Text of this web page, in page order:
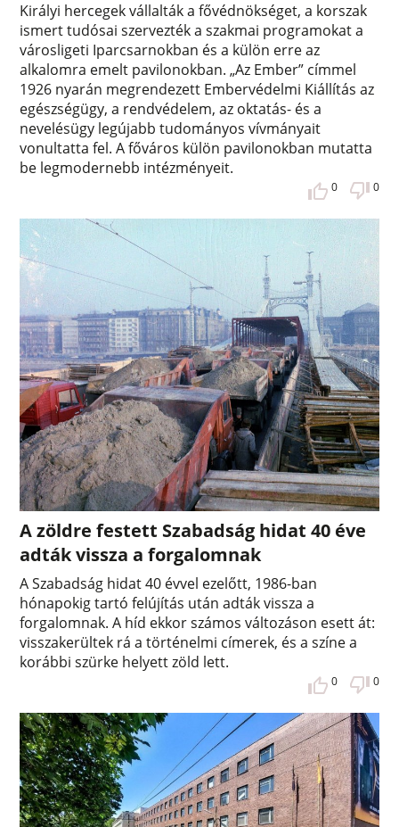
Királyi hercegek vállalták a fővédnökséget, a korszak
ismert tudósai szervezték a szakmai programokat a
városligeti Iparcsarnokban és a külön erre az
alkalomra emelt pavilonokban. „Az Ember” címmel
1926 nyarán megrendezett Embervédelmi Kiállítás az
egészségügy, a rendvédelem, az oktatás- és a
nevelésügy legújabb tudományos vívmányait
vonultatta fel. A főváros külön pavilonokban mutatta
be legmodernebb intézményeit.
0 0
A zöldre festett Szabadság hidat 40 éve
adták vissza a forgalomnak
A Szabadság hidat 40 évvel ezelőtt, 1986-ban
hónapokig tartó felújítás után adták vissza a
forgalomnak. A híd ekkor számos változáson esett át:
visszakerültek rá a történelmi címerek, és a színe a
korábbi szürke helyett zöld lett.
0 0